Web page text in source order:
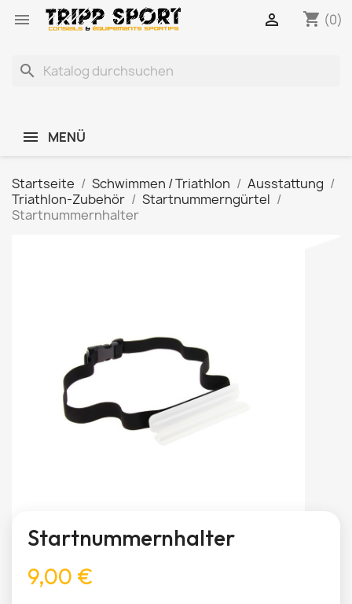
 shopping_cart (0)

search
MENÜ
Startseite Schwimmen / Triathlon
Ausstattung
Triathlon-Zubehör
Startnummerngürtel
Startnummernhalter
Startnummernhalter
9,00 €